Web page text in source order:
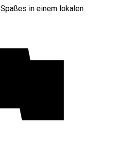
in einem lokalen